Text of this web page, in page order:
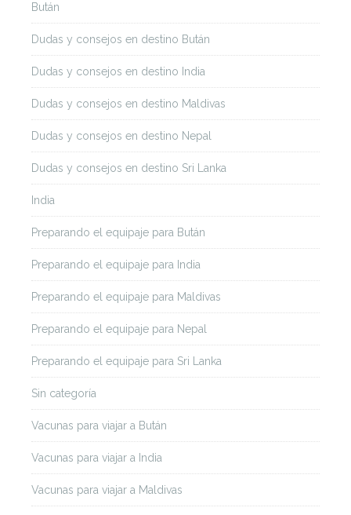
Bután
Dudas y consejos en destino Bután
Dudas y consejos en destino India
Dudas y consejos en destino Maldivas
Dudas y consejos en destino Nepal
Dudas y consejos en destino Sri Lanka
India
Preparando el equipaje para Bután
Preparando el equipaje para India
Preparando el equipaje para Maldivas
Preparando el equipaje para Nepal
Preparando el equipaje para Sri Lanka
Sin categoría
Vacunas para viajar a Bután
Vacunas para viajar a India
Vacunas para viajar a Maldivas